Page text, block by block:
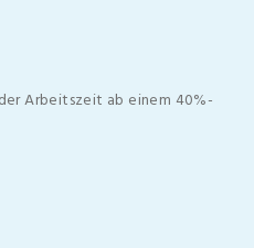
Arbeitszeit ab einem 40%-